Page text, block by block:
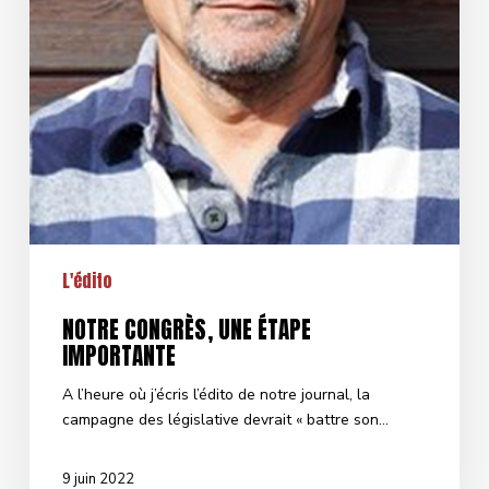
L'édito
NOTRE CONGRÈS, UNE ÉTAPE
IMPORTANTE
A l’heure où j’écris l’édito de notre journal, la
campagne des législative devrait « battre son…
9 juin 2022